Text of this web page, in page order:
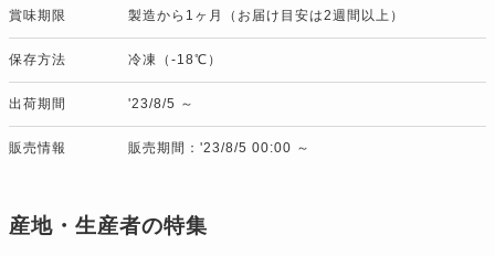
賞味期限 製造から1ヶ月（お届け目安は2週間以上）
保存方法 冷凍（-18℃）
出荷期間 '23/8/5 ～
販売情報 販売期間：'23/8/5 00:00 ～
産地・生産者の特集